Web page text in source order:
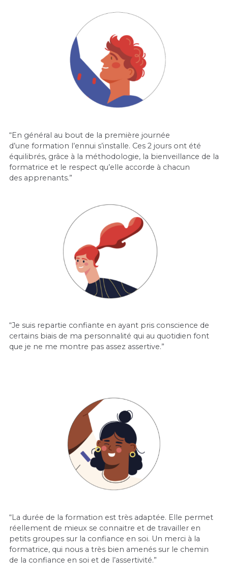
“En général au bout de la première journée
d’une formation l’ennui s’installe. Ces 2 jours ont été
équilibrés, grâce à la méthodologie, la bienveillance de la
formatrice et le respect qu’elle accorde à chacun
des apprenants.”
“Je suis repartie confiante en ayant pris conscience de
certains biais de ma personnalité qui au quotidien font
que je ne me montre pas assez assertive.”
“La durée de la formation est très adaptée. Elle permet
réellement de mieux se connaitre et de travailler en
petits groupes sur la confiance en soi. Un merci à la
formatrice, qui nous a très bien amenés sur le chemin
de la confiance en soi et de l’assertivité.”